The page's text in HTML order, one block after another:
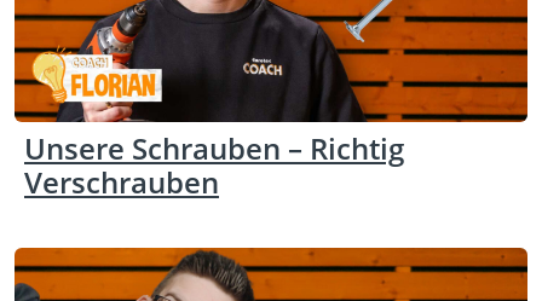
Unsere Schrauben – Richtig
Verschrauben